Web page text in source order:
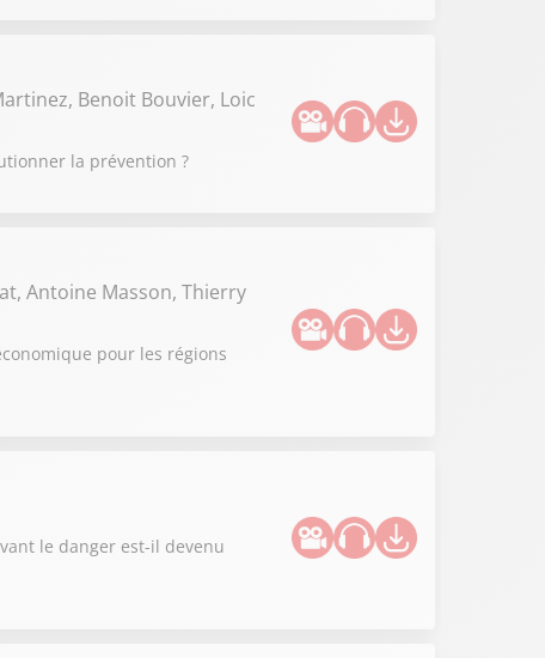
Benoit Bouvier, Loic
la prévention ?
Antoine Masson, Thierry
pour les régions
le danger est-il devenu